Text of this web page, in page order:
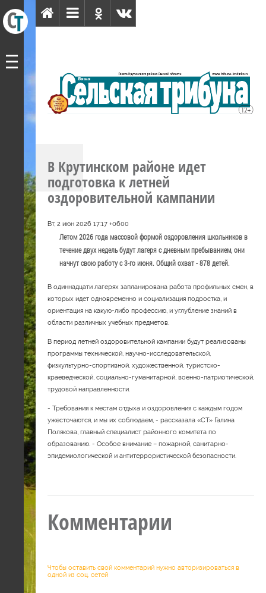
В Крутинском районе идет
подготовка к летней
оздоровительной кампании
Вт, 2 июн 2026 17:17 +0600
Летом 2026 года массовой формой оздоровления школьников в
течение двух недель будут лагеря с дневным пребыванием, они
начнут свою работу с 3-го июня. Общий охват - 878 детей.
В одиннадцати лагерях запланирована работа профильных смен, в
которых идет одновременно и социализация подростка, и
ориентация на какую-либо профессию, и углубление знаний в
области различных учебных предметов.
В период летней оздоровительной кампании будут реализованы
программы технической, научно-исследовательской,
физкультурно-спортивной, художественной, туристско-
краеведческой, социально-гуманитарной, военно-патриотической,
трудовой направленности.
- Требования к местам отдыха и оздоровления с каждым годом
ужесточаются, и мы их соблюдаем, - рассказала «СТ» Галина
Полякова, главный специалист районного комитета по
образованию. - Особое внимание – пожарной, санитарно-
эпидемиологической и антитеррористической безопасности.
Комментарии
Чтобы оставить свой комментарий нужно авторизироваться в
одной из соц. сетей